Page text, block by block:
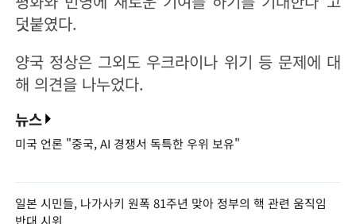
덧붙였다.
양국 정상은 그외도 우크라이나 위기 등 문제에 대
해 의견을 나누었다.
뉴스
미국 언론 "중국, AI 경쟁서 독특한 우위 보유"
일본 시민들, 나가사키 원폭 81주년 맞아 정부의 핵 관련 움직임
반대 시위